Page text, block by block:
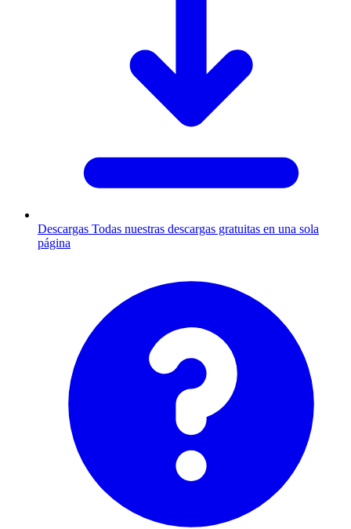
Descargas Todas nuestras descargas gratuitas en una sola
página